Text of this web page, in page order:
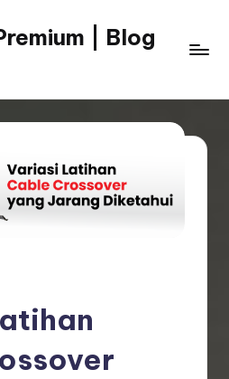
| Blog